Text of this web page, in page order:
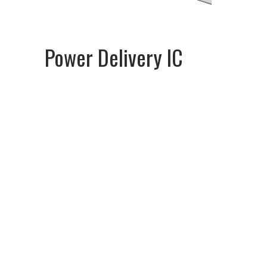
Power Delivery IC